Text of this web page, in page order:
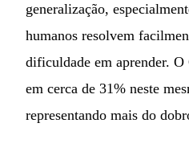
generalização,
humanos resolvem
dificuldade em aprender.
em cerca de 31% neste
representando mais do